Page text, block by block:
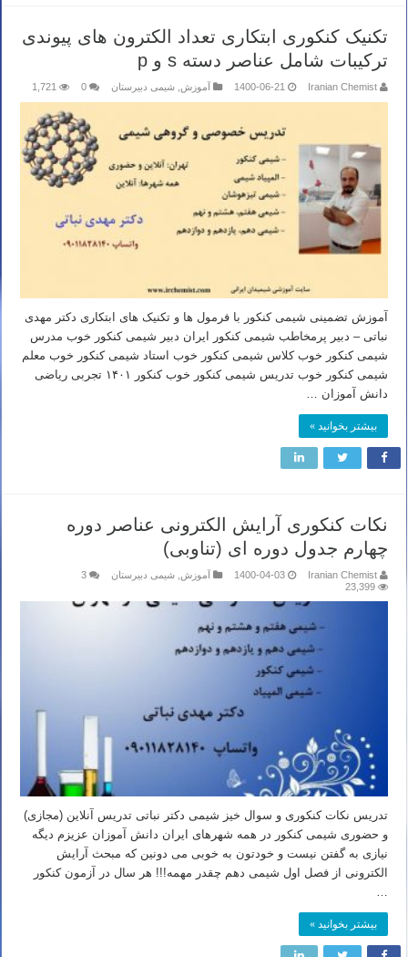
تکنیک کنکوری ابتکاری تعداد الکترون های پیوندی
ترکیبات شامل عناصر دسته s و p
Iranian Chemist
1400-06-21 آموزش شیمی دبیرستان 0
1,721
آموزش تضمینی شیمی کنکور با فرمول ها و تکنیک های ابتکاری دکتر مهدی
نباتی – دبیر پرمخاطب شیمی کنکور ایران دبیر شیمی کنکور خوب مدرس
شیمی کنکور خوب کلاس شیمی کنکور خوب استاد شیمی کنکور خوب معلم
شیمی کنکور خوب تدریس شیمی کنکور خوب کنکور ۱۴۰۱ تجربی ریاضی
دانش آموزان …
بیشتر بخوانید »
نکات کنکوری آرایش الکترونی عناصر دوره
چهارم جدول دوره ای (تناوبی)
Iranian Chemist
1400-04-03 آموزش شیمی دبیرستان
3
23,399
تدریس نکات کنکوری و سوال خیز شیمی دکتر نباتی تدریس آنلاین (مجازی)
و حضوری شیمی کنکور در همه شهرهای ایران دانش آموزان عزیزم دیگه
نیازی به گفتن نیست و خودتون به خوبی می دونین که مبحث آرایش
الکترونی از فصل اول شیمی دهم چقدر مهمه!!! هر سال در آزمون کنکور
…
بیشتر بخوانید »